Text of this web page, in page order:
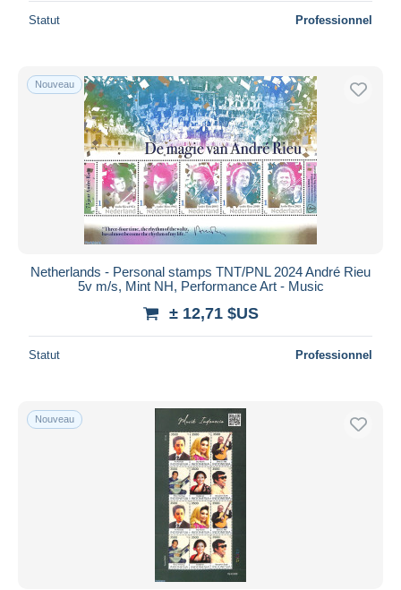
Statut Professionnel
Nouveau
Netherlands - Personal stamps TNT/PNL 2024 André Rieu
5v m/s, Mint NH, Performance Art - Music
± 12,71 $US
Statut Professionnel
Nouveau